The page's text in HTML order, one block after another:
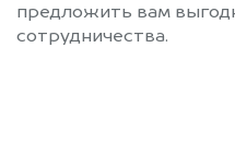
предложить вам
сотрудничества.